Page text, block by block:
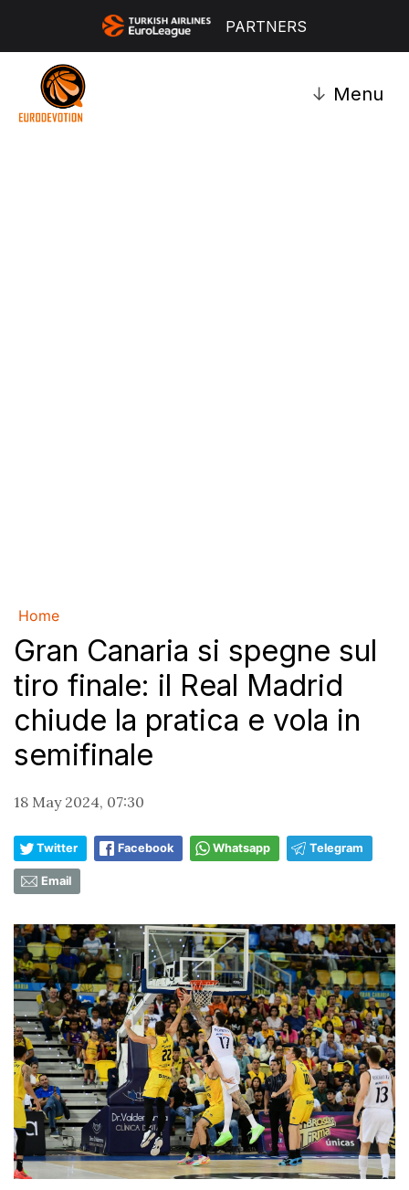
PARTNERS
↓ Menu
Home
Gran Canaria si spegne sul
tiro finale: il Real Madrid
chiude la pratica e vola in
semifinale
18 May 2024, 07:30
Twitter Facebook Whatsapp Telegram
Email